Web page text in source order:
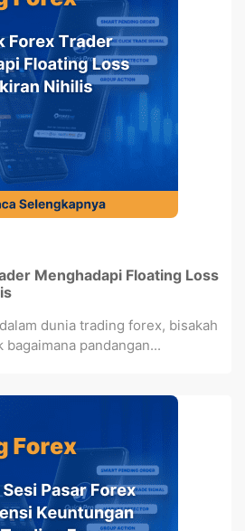
Menghadapi Floating Loss
dunia trading forex, bisakah
bagaimana pandangan...